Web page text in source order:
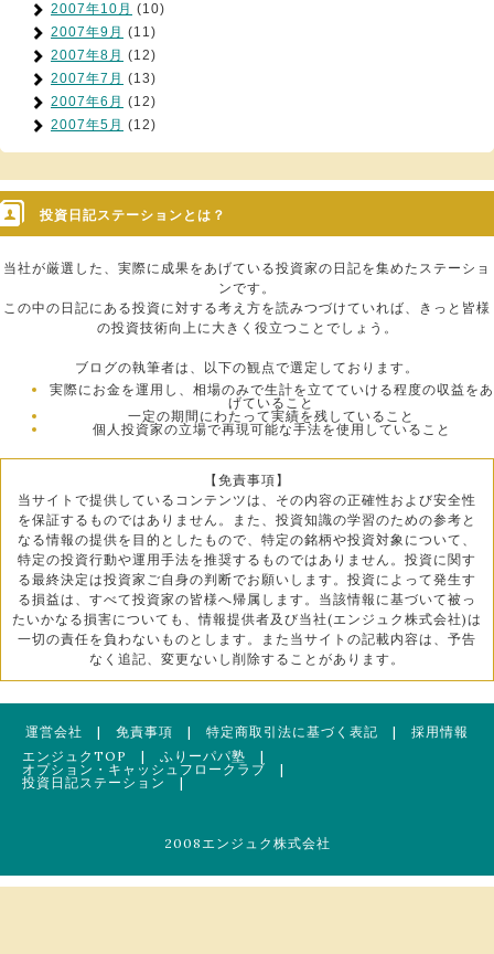
2007年10月 (10)
2007年9月 (11)
2007年8月 (12)
2007年7月 (13)
2007年6月 (12)
2007年5月 (12)
投資日記ステーションとは？
当社が厳選した、実際に成果をあげている投資家の日記を集めたステーショ
ンです。
この中の日記にある投資に対する考え方を読みつづけていれば、きっと皆様
の投資技術向上に大きく役立つことでしょう。
ブログの執筆者は、以下の観点で選定しております。
実際にお金を運用し、相場のみで生計を立てていける程度の収益をあ
げていること
一定の期間にわたって実績を残していること
個人投資家の立場で再現可能な手法を使用していること
【免責事項】
当サイトで提供しているコンテンツは、その内容の正確性および安全性
を保証するものではありません。また、投資知識の学習のための参考と
なる情報の提供を目的としたもので、特定の銘柄や投資対象について、
特定の投資行動や運用手法を推奨するものではありません。投資に関す
る最終決定は投資家ご自身の判断でお願いします。投資によって発生す
る損益は、すべて投資家の皆様へ帰属します。当該情報に基づいて被っ
たいかなる損害についても、情報提供者及び当社(エンジュク株式会社)は
一切の責任を負わないものとします。また当サイトの記載内容は、予告
なく追記、変更ないし削除することがあります。
運営会社 | 免責事項 | 特定商取引法に基づく表記 | 採用情報
エンジュクTOP
| ふりーパパ塾 |
オプション・キャッシュフロークラブ |
投資日記ステーション
|
2008エンジュク株式会社